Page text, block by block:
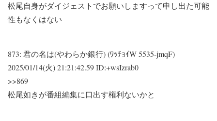
松尾自身がダイジェストでお願いしますって申し出た可能
性もなくはない
873: 君の名は(やわらか銀行) (ﾜｯﾁｮｲW 5535-jmqF)
2025/01/14(火) 21:21:42.59 ID:+wsIzrab0
>>869
松尾如きが番組編集に口出す権利ないかと